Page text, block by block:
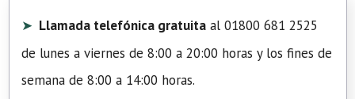
Llamada telefónica gratuita al 01800 681 2525
de lunes a viernes de 8:00 a 20:00 horas y los fines de
semana de 8:00 a 14:00 horas.